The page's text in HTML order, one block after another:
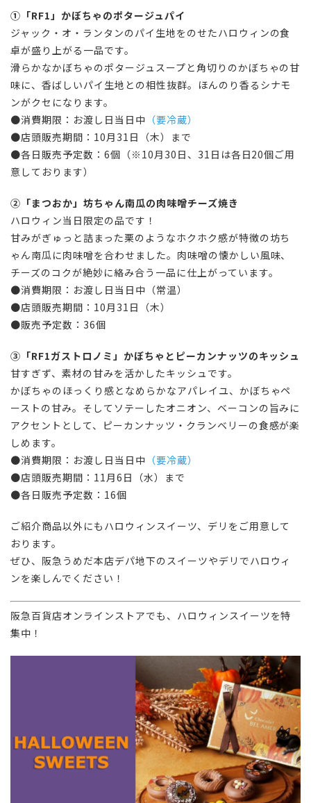
①「RF1」 かぼちゃのポタージュパイ
ジャック・オ・ランタンのパイ生地をのせたハロウィンの食
卓が盛り上がる一品です。
滑らかなかぼちゃのポタージュスープと角切りのかぼちゃの甘
味に、香ばしいパイ生地との相性抜群。ほんのり香るシナモ
ンがクセになります。
●消費期限：お渡し日当日中 （要冷蔵）
●店頭販売期間：10月31日（木）まで
●各日 販売予定数 ：6個（※10月30日、31日は各日20個ご用
意しております）
②「まつおか」坊ちゃん南瓜の肉味噌チーズ焼き
ハロウィン当日限定の品です！
甘みがぎゅっと詰まった栗のようなホクホク感が特徴の坊ち
ゃん南瓜に肉味噌を合わせました。肉味噌の懐かしい風味、
チーズのコクが絶妙に絡み合う一品に仕上がっています。
●消費期限：お渡し日当日中（常温）
●店頭販売期間：10月31日（木）
●販売予定数 ：36個
③「RF1ガストロノミ」かぼちゃとピーカンナッツのキッシュ
甘すぎず、素材の甘みを活かしたキッシュです。
かぼちゃのほっくり感となめらかなアパレイユ、かぼちゃペ
ーストの甘み。そしてソテーしたオニオン、ベーコンの旨みに
アクセントとして、ピーカンナッツ・クランベリーの食感が楽
しめます。
●消費期限：お渡し日当日中 （要冷蔵）
●店頭販売期間：11月6日（水）まで
●各日 販売予定数 ：16個
ご紹介商品以外にもハロウィンスイーツ、デリをご用意して
おります。
ぜひ、阪急うめだ本店デパ地下のスイーツやデリでハロウィ
ンを楽しんでください！
阪急百貨店オンラインストアでも、ハロウィンスイーツを特
集中！